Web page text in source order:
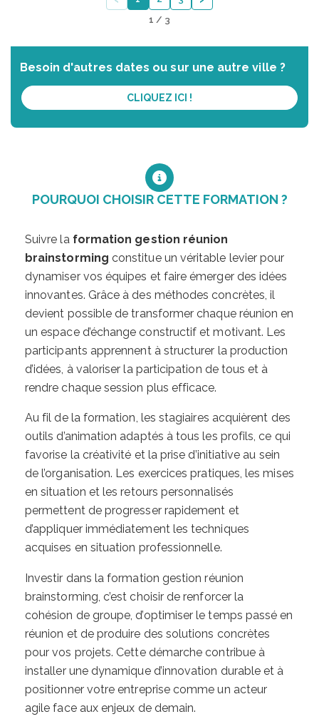
1 / 3
Besoin d'autres dates ou sur une autre ville ?
CLIQUEZ ICI !
POURQUOI CHOISIR CETTE FORMATION ?
Suivre la formation gestion réunion
brainstorming constitue un véritable levier pour
dynamiser vos équipes et faire émerger des idées
innovantes. Grâce à des méthodes concrètes, il
devient possible de transformer chaque réunion en
un espace d’échange constructif et motivant. Les
participants apprennent à structurer la production
d’idées, à valoriser la participation de tous et à
rendre chaque session plus efficace.
Au fil de la formation, les stagiaires acquièrent des
outils d’animation adaptés à tous les profils, ce qui
favorise la créativité et la prise d’initiative au sein
de l’organisation. Les exercices pratiques, les mises
en situation et les retours personnalisés
permettent de progresser rapidement et
d’appliquer immédiatement les techniques
acquises en situation professionnelle.
Investir dans la formation gestion réunion
brainstorming, c’est choisir de renforcer la
cohésion de groupe, d’optimiser le temps passé en
réunion et de produire des solutions concrètes
pour vos projets. Cette démarche contribue à
installer une dynamique d’innovation durable et à
positionner votre entreprise comme un acteur
agile face aux enjeux de demain.